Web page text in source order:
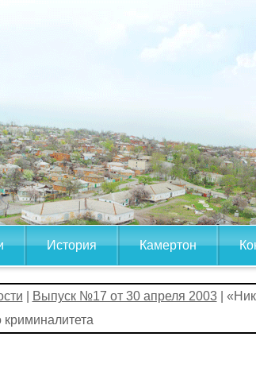
История Камертон
Выпуск №17 от 30 апреля 2003|
криминалитета